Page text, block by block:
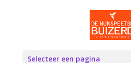
Selecteer een pagina